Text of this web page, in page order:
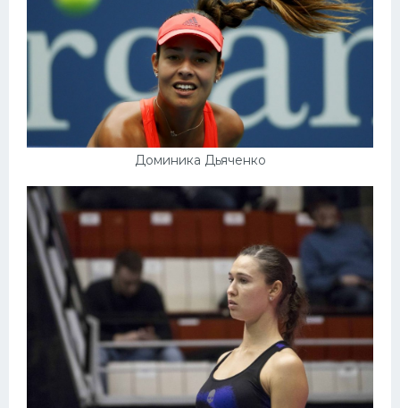
Доминика Дьяченко